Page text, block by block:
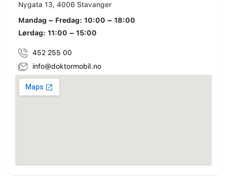
Nygata 13, 4006 Stavanger
Mandag – Fredag: 10:00 – 18:00
Lørdag: 11:00 – 15:00
452 255 00
info@doktormobil.no